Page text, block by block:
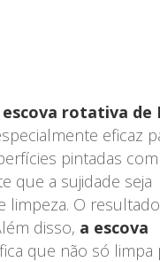
rotativa de
eficaz
pintadas com
que a sujidade seja
limpeza. O
disso, a escova
que não só limpa